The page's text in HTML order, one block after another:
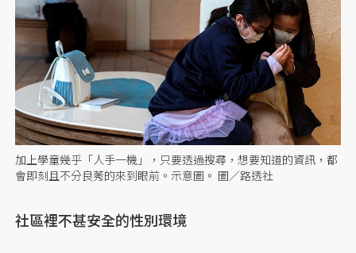
加上學童幾乎「人手一機」，只要透過搜尋，想要知道的資訊，都
會即刻且不分良莠的來到眼前。示意圖。 圖／路透社
社區裡不甚安全的性別環境